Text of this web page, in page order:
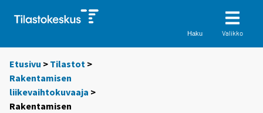
Haku Valikko
Etusivu > Tilastot >
Rakentamisen
liikevaihtokuvaaja >
Rakentamisen